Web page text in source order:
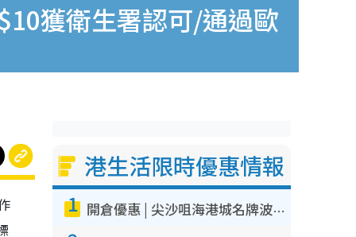
獲衛生署認可/通過歐
港生活限時優惠情報
1 開倉優惠 | 尖沙咀海港城名牌波鞋開倉低至1折！On鞋$899起／Joy&Peace鞋履$98起